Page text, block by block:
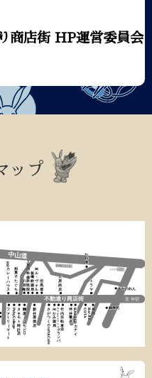
商店街 HP運営委員会
ップ